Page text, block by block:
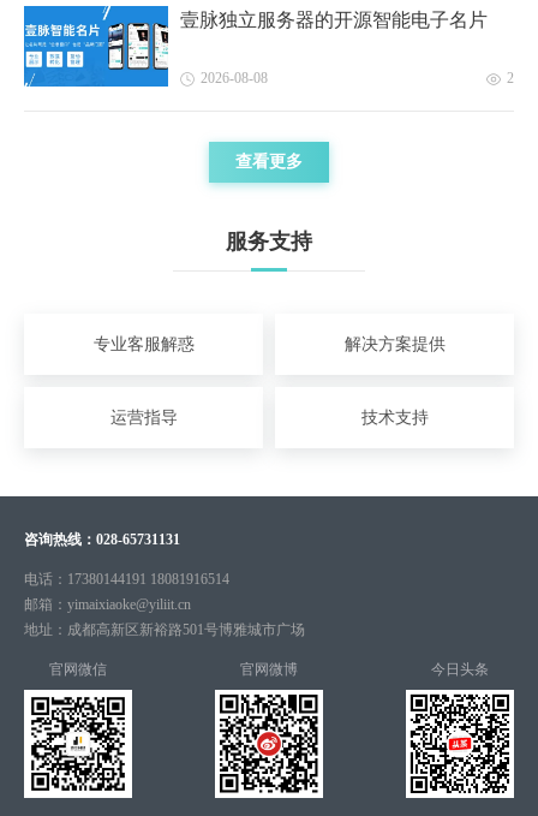
壹脉独立服务器的开源智能电子名片
2026-08-08 2
查看更多
服务支持
专业客服解惑 解决方案提供
运营指导 技术支持
咨询热线： 028-65731131
电话： 17380144191 18081916514
邮箱： yimaixiaoke@yiliit.cn
地址： 成都高新区新裕路501号博雅城市广场
官网微信 官网微博 今日头条